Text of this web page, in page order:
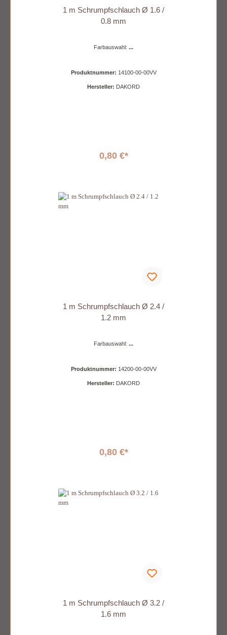
1 m Schrumpfschlauch Ø 1.6 /
0.8 mm
Farbauswahl: ...
Produktnummer: 14100-00-00VV
Hersteller: DAKORD
0,80 €*
1 m Schrumpfschlauch Ø 2.4 /
1.2 mm
Farbauswahl: ...
Produktnummer: 14200-00-00VV
Hersteller: DAKORD
0,80 €*
1 m Schrumpfschlauch Ø 3.2 /
1.6 mm